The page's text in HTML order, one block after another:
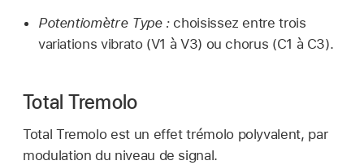
Potentiomètre Type :choisissez entre trois
variations vibrato (V1 à V3) ou chorus (C1 à C3).
Total Tremolo
Total Tremolo est un effet trémolo polyvalent, par
modulation du niveau de signal.